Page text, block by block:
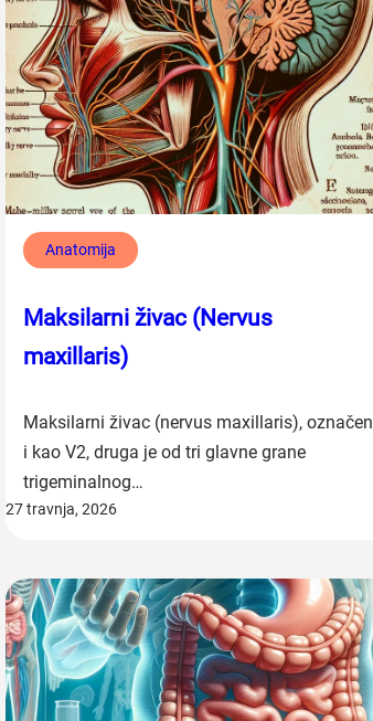
Anatomija
Maksilarni živac (Nervus
maxillaris)
Maksilarni živac (nervus maxillaris), označen
i kao V2, druga je od tri glavne grane
trigeminalnog…
27 travnja, 2026